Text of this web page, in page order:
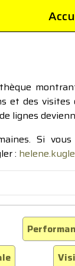
et des
lignes
Si
: